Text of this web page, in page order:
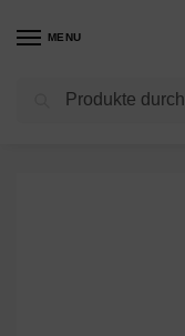
MENU
Hundebett Produkte